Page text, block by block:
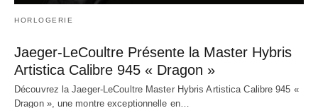
HORLOGERIE
Jaeger-LeCoultre Présente la Master Hybris
Artistica Calibre 945 « Dragon »
Découvrez la Jaeger-LeCoultre Master Hybris Artistica Calibre 945 «
Dragon », une montre exceptionnelle en…